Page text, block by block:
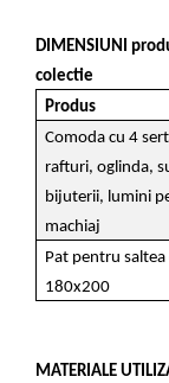
DIMENSIUNI
colectie
Produs
Comoda cu 4
rafturi, oglinda,
bijuterii, lumini
machiaj
Pat pentru saltea
180x200
MATERIALE